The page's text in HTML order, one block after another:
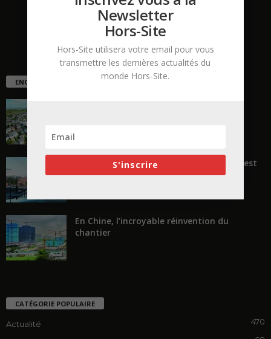
ENCORE PLUS D'ARTICLES
« Transformer plutôt que démolir, ce n’est
pas regarder en arrière...
En Chine, l’incroyable réinvention du
chantier
CATÉGORIE POPULAIRE
Actualité 470
Newsletter
Hors-Site
Hors-Site utilisera votre email pour vous
transmettre les dernières actualités du
monde Hors-Site.
S'inscrire